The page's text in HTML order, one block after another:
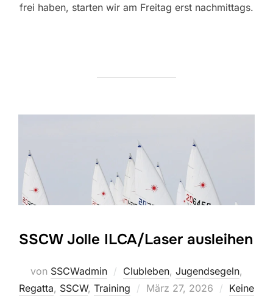
frei haben, starten wir am Freitag erst nachmittags.
SSCW Jolle ILCA/Laser ausleihen
von SSCWadmin Clubleben, Jugendsegeln,
Regatta, SSCW, Training
Veröffentlicht
März 27, 2026
Keine